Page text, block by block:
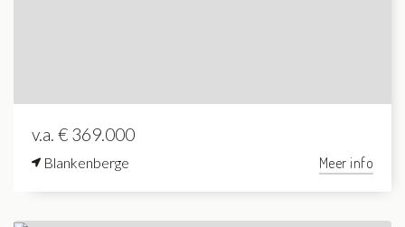
v.a. € 369.000
Blankenberge Meer info